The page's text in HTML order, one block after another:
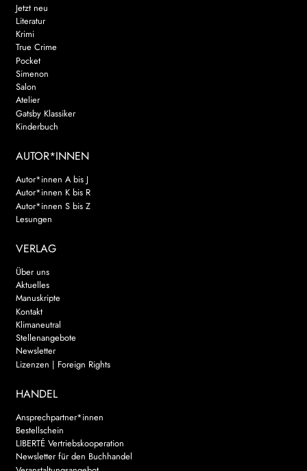
Jetzt neu
Literatur
Krimi
True Crime
Pocket
Simenon
Salon
Atelier
Gatsby Klassiker
Kinderbuch
AUTOR*INNEN
Autor*innen A bis J
Autor*innen K bis R
Autor*innen S bis Z
Lesungen
VERLAG
Über uns
Aktuelles
Manuskripte
Kontakt
Klimaneutral
Stellenangebote
Newsletter
Lizenzen | Foreign Rights
HANDEL
Ansprechpartner*innen
Bestellschein
LIBERTÉ Vertriebskooperation
Newsletter für den Buchhandel